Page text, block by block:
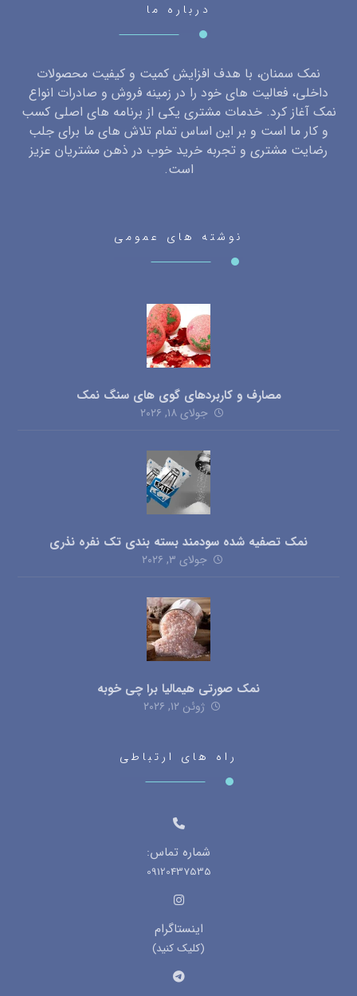
درباره ما
نمک سمنان، با هدف افزایش کمیت و کیفیت محصولات
داخلی، فعالیت های خود را در زمینه فروش و صادرات انواع
نمک آغاز کرد. خدمات مشتری یکی از برنامه های اصلی کسب
و کار ما است و بر این اساس تمام تلاش های ما برای جلب
رضایت مشتری و تجربه خرید خوب در ذهن مشتریان عزیز
است.
نوشته های عمومی
مصارف و کاربردهای گوی های سنگ نمک
جولای ۱۸, ۲۰۲۶
نمک تصفیه شده سودمند بسته بندی تک نفره نذری
جولای ۳, ۲۰۲۶
نمک صورتی هیمالیا برا چی خوبه
ژوئن ۱۲, ۲۰۲۶
راه های ارتباطی
شماره تماس:
09120437535
اینستاگرام
(کلیک کنید)